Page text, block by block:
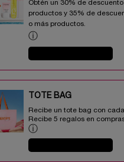
Obtén un 30% de
productos y 35% de
o más productos.​
ⓘ
TOTE BAG​​
Recibe un tote bag con
Recibe 5 regalos en
ⓘ